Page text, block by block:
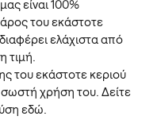
είναι 100%
του εκάστοτε
ελάχιστα από
τιμή.
του εκάστοτε κεριού
χρήση του. Δείτε
εδώ.